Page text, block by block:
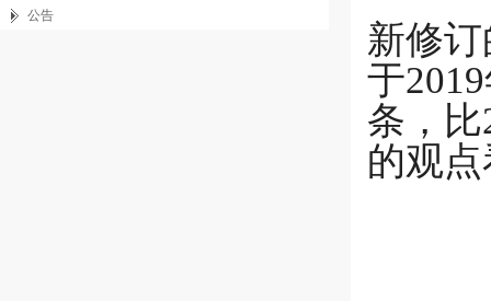
公告
新修
于
条，
的观